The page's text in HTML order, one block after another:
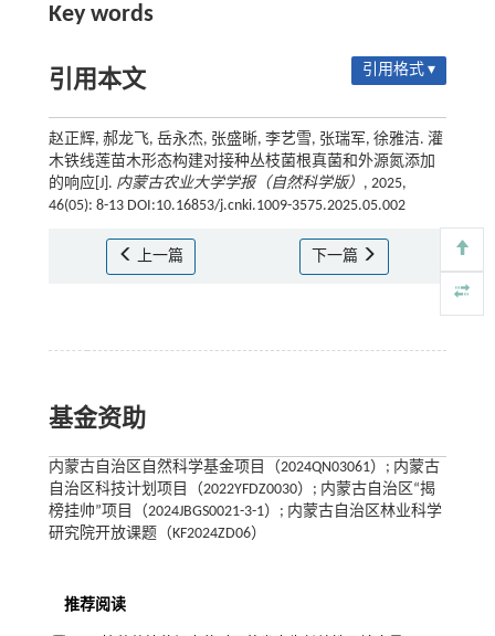
Key words
引用本文 引用格式 ▾
赵正辉, 郝龙飞, 岳永杰, 张盛晰, 李艺雪, 张瑞军, 徐雅洁. 灌
木铁线莲苗木形态构建对接种丛枝菌根真菌和外源氮添加
的响应[J]. 内蒙古农业大学学报（自然科学版） , 2025,
46(05): 8-13 DOI:10.16853/j.cnki.1009-3575.2025.05.002
上一篇 下一篇
基金资助
内蒙古自治区自然科学基金项目（2024QN03061）; 内蒙古
自治区科技计划项目（2022YFDZ0030）; 内蒙古自治区“揭
榜挂帅”项目（2024JBGS0021-3-1）; 内蒙古自治区林业科学
研究院开放课题（KF2024ZD06）